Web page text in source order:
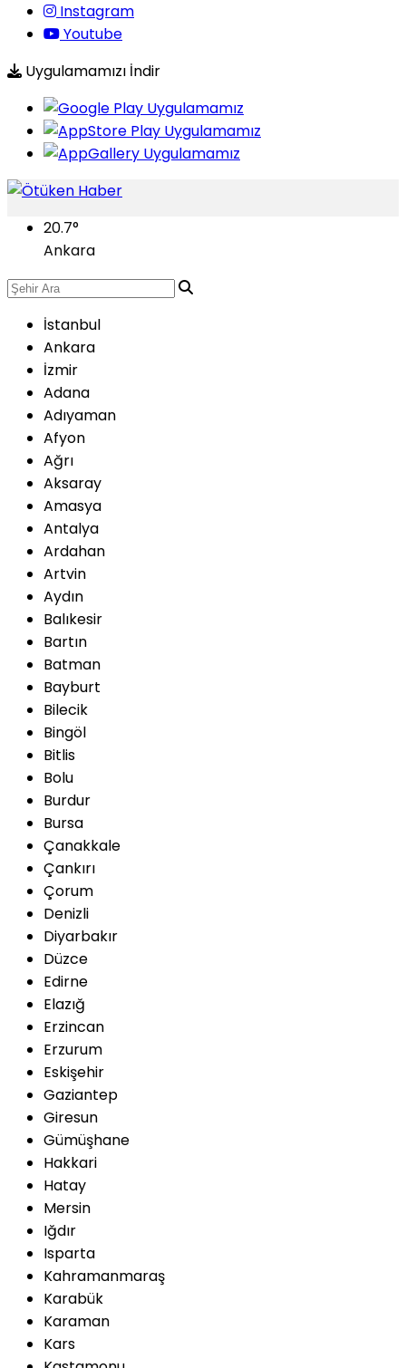
Instagram
Youtube
Uygulamamızı İndir
20.7°
Ankara
İstanbul
Ankara
İzmir
Adana
Adıyaman
Afyon
Ağrı
Aksaray
Amasya
Antalya
Ardahan
Artvin
Aydın
Balıkesir
Bartın
Batman
Bayburt
Bilecik
Bingöl
Bitlis
Bolu
Burdur
Bursa
Çanakkale
Çankırı
Çorum
Denizli
Diyarbakır
Düzce
Edirne
Elazığ
Erzincan
Erzurum
Eskişehir
Gaziantep
Giresun
Gümüşhane
Hakkari
Hatay
Mersin
Iğdır
Isparta
Kahramanmaraş
Karabük
Karaman
Kars